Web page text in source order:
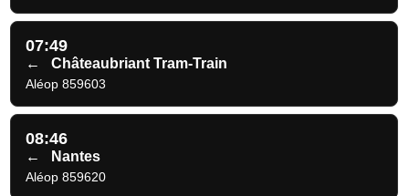
07:49
← Châteaubriant Tram-Train
Aléop 859603
08:46
← Nantes
Aléop 859620